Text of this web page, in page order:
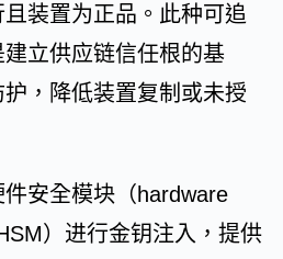
装置为正品。此种可追
立供应链信任根的基
，降低装置复制或未授
安全模块（hardware
）进行金钥注入，提供